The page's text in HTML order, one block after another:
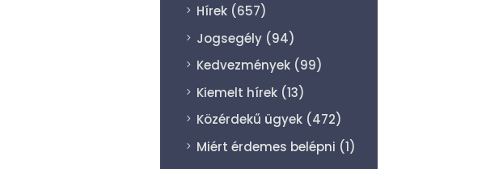
Hírek(657)
Jogsegély(94)
Kedvezmények(99)
Kiemelt hírek(13)
Közérdekű ügyek(472)
Miért érdemes belépni (1)